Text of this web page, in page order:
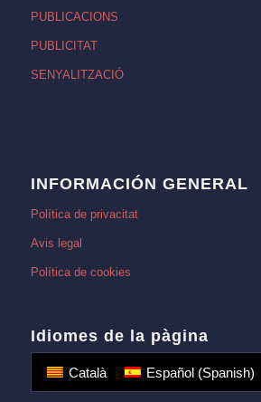
PUBLICACIONS
PUBLICITAT
SENYALITZACIÓ
INFORMACIÓN GENERAL
Política de privacitat
Avis legal
Política de cookies
Idiomes de la pàgina
Català Español(Spanish)